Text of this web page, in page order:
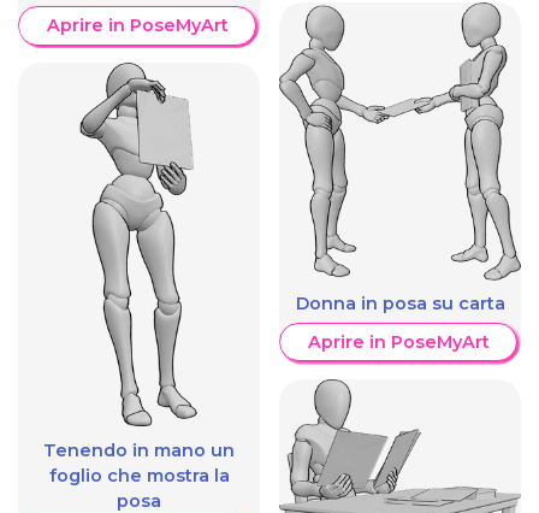
Aprire in PoseMyArt
Tenendo in mano un
foglio che mostra la
posa
Donna in posa su carta
Aprire in PoseMyArt